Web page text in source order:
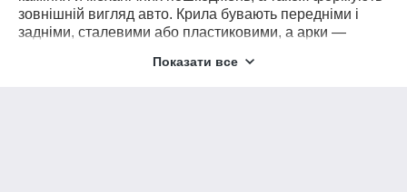
зовнішній вигляд авто. Крила бувають передніми і
задніми, сталевими або пластиковими, а арки —
декоративними накладками. У наявності — деталі для
Показати все